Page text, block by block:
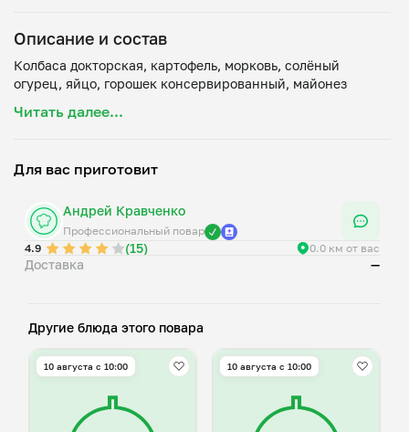
Описание и состав
Колбаса докторская, картофель, морковь, солёный
Читать далее...
Для вас приготовит
Андрей Кравченко
Профессиональный повар
4.9
(15) 0.0 км от вас
Доставка —
Другие блюда этого повара
10 августа с 10:00 10 августа с 10:00